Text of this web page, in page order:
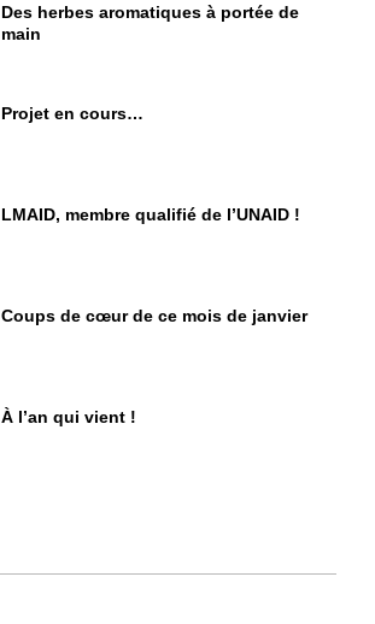
Des herbes aromatiques à portée de
main
Projet en cours…
LMAID, membre qualifié de l’UNAID !
Coups de cœur de ce mois de janvier
À l’an qui vient !